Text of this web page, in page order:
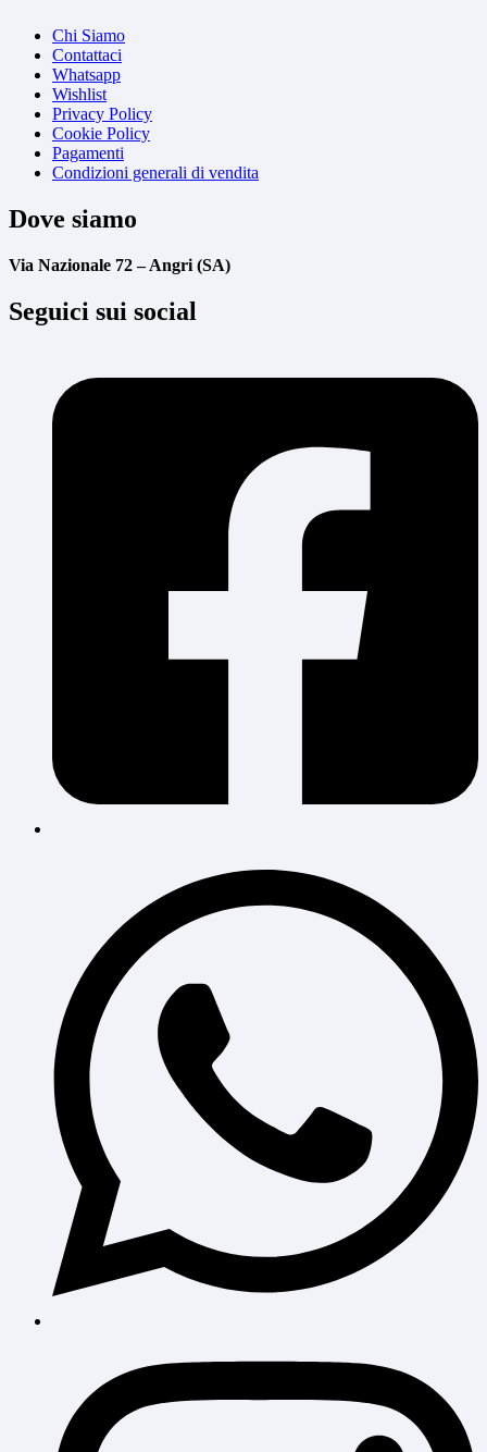
Chi Siamo
Contattaci
Whatsapp
Wishlist
Privacy Policy
Cookie Policy
Pagamenti
Condizioni generali di vendita
Dove siamo
Via Nazionale 72 – Angri (SA)
Seguici sui social